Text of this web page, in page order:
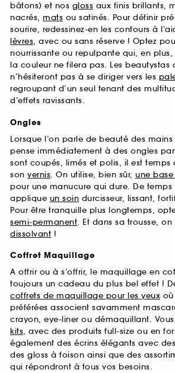
bâtons) et nos gloss aux finis brillants,
nacrés, mats ou satinés. Pour définir
sourire, redessinez-en les contours à
lèvres, avec ou sans réserve ! Optez
nourrissante ou repulpante qui, en plus,
la couleur ne filera pas. Les beautystas
n’hésiteront pas à se diriger vers les
regroupant d’un seul tenant des
d’effets ravissants.
Ongles
Lorsque l’on parle de beauté des
pense immédiatement à des ongles
sont coupés, limés et polis, il est temps
son vernis. On utilise, bien sûr, une
pour une manucure qui dure. De temps
applique un soin durcisseur, lissant,
Pour être tranquille plus longtemps,
semi-permanent. Et dans sa trousse,
dissolvant !
Coffret Maquillage
A offrir ou à s’offrir, le maquillage en
toujours un cadeau du plus bel effet !
coffrets de maquillage pour les yeux
préférées associent savamment
crayon, eye-liner ou démaquillant.
kits, avec des produits full-size ou en
également des écrins élégants avec des
des gloss à foison ainsi que des
qui répondront à tous vos besoins.